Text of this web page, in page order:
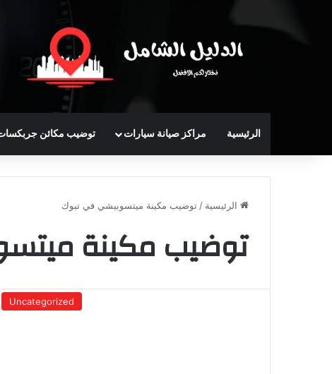
الرئيسية مراكز صيانة سيارات توضيب مكائن
الرئيسية /توضيب مكينة ميتسوبيشي في تبوك
توضيب مكينة
Uncategorized